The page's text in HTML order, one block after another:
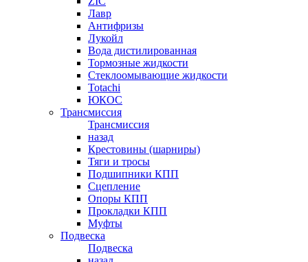
Лавр
Антифризы
Лукойл
Вода дистилированная
Тормозные жидкости
Стеклоомывающие жидкости
Totachi
ЮКОС
Трансмиссия
Трансмиссия
назад
Крестовины (шарниры)
Тяги и тросы
Подшипники КПП
Сцепление
Опоры КПП
Прокладки КПП
Муфты
Подвеска
Подвеска